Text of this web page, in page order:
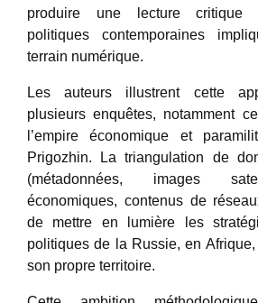
produire une lecture critique
politiques contemporaines
terrain numérique.
Les auteurs illustrent cette
plusieurs enquêtes, notamment
l’empire économique et
Prigozhin. La triangulation de
(métadonnées, images
économiques, contenus de
de mettre en lumière les
politiques de la Russie, en
son propre territoire.